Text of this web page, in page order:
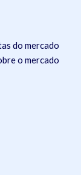
do mercado
o mercado